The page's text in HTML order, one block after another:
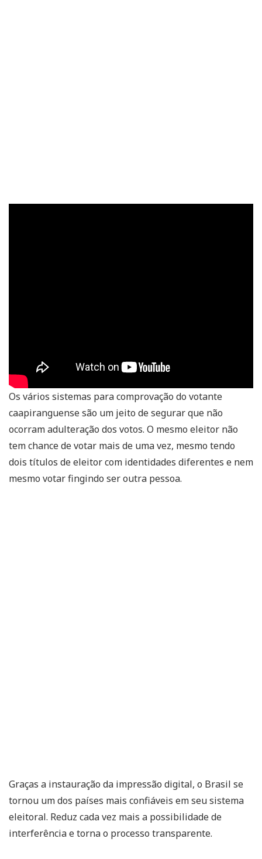
Os vários sistemas para comprovação do votante
caapiranguense são um jeito de segurar que não
ocorram adulteração dos votos. O mesmo eleitor não
tem chance de votar mais de uma vez, mesmo tendo
dois títulos de eleitor com identidades diferentes e nem
mesmo votar fingindo ser outra pessoa.
Graças a instauração da impressão digital, o Brasil se
tornou um dos países mais confiáveis em seu sistema
eleitoral. Reduz cada vez mais a possibilidade de
interferência e torna o processo transparente.